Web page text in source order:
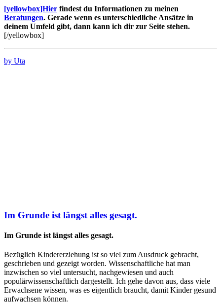
[yellowbox]Hier findest du Informationen zu meinen
Beratungen. Gerade wenn es unterschiedliche Ansätze in
deinem Umfeld gibt, dann kann ich dir zur Seite stehen.
[/yellowbox]
by Uta
Im Grunde ist längst alles gesagt.
Im Grunde ist längst alles gesagt.
Bezüglich Kindererziehung ist so viel zum Ausdruck gebracht,
geschrieben und gezeigt worden. Wissenschaftliche hat man
inzwischen so viel untersucht, nachgewiesen und auch
populärwissenschaftlich dargestellt. Ich gehe davon aus, dass viele
Erwachsene wissen, was es eigentlich braucht, damit Kinder gesund
aufwachsen können.